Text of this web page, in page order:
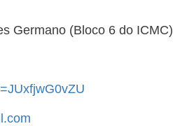
Germano (Bloco 6 do ICMC)